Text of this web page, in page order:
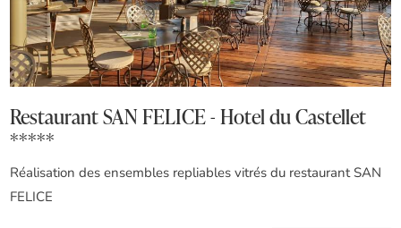
Restaurant SAN FELICE - Hotel du Castellet
*****
Réalisation des ensembles repliables vitrés du restaurant SAN
FELICE